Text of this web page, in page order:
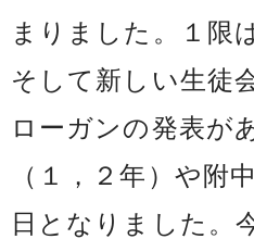
まりました。１限
そして新しい生徒
ローガンの発表が
（１，２年）や附
日となりました。